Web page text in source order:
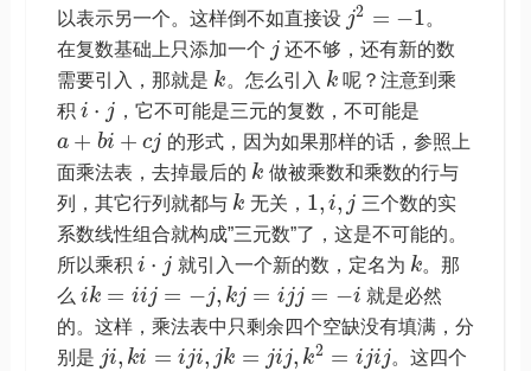
以表示另一个。这样倒不如直接设 j2 = −1。
在复数基础上只添加一个 j 还不够，还有新的数
需要引入，那就是 k。怎么引入 k 呢？注意到乘
积 i ⋅ j ，它不可能是三元的复数，不可能是
a + bi + cj 的形式，因为如果那样的话，参照上
面乘法表，去掉最后的 k 做被乘数和乘数的行与
列，其它行列就都与 k 无关， 1, i, j 三个数的实
系数线性组合就构成”三元数”了，这是不可能的。
所以乘积 i ⋅ j 就引入一个新的数，定名为 k。那
么 ik = iij = −j, kj = ijj = −i 就是必然
的。这样，乘法表中只剩余四个空缺没有填满，分
别是 ji, ki = iji, jk = jij, k2 = ijij。这四个